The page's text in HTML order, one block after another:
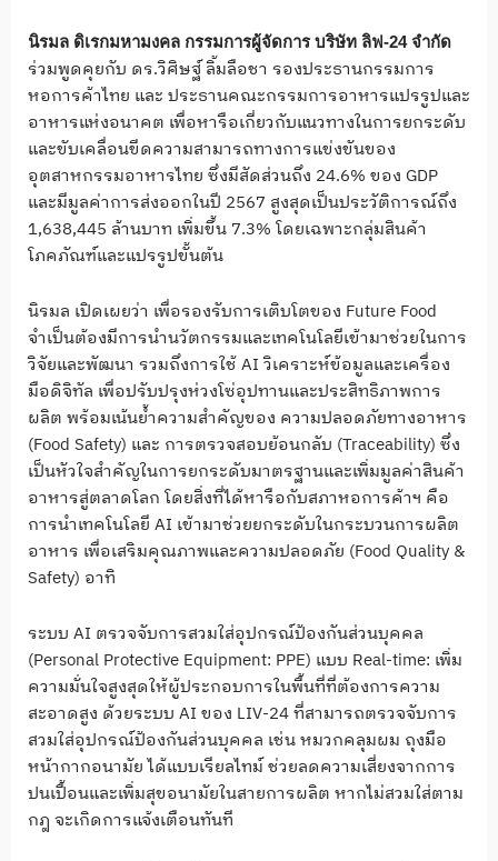
นิรมล ดิเรกมหามงคล กรรมการผู้จัดการ บริษัท ลิฟ-24 จำกัด
ร่วมพูดคุยกับ ดร.วิศิษฐ์ ลิ้มลือชา รองประธานกรรมการ
หอการค้าไทย และ ประธานคณะกรรมการอาหารแปรรูปและ
อาหารแห่งอนาคต เพื่อหารือเกี่ยวกับแนวทางในการยกระดับ
และขับเคลื่อนขีดความสามารถทางการแข่งขันของ
อุตสาหกรรมอาหารไทย ซึ่งมีสัดส่วนถึง 24.6% ของ GDP
และมีมูลค่าการส่งออกในปี 2567 สูงสุดเป็นประวัติการณ์ถึง
1,638,445 ล้านบาท เพิ่มขึ้น 7.3% โดยเฉพาะกลุ่มสินค้า
โภคภัณฑ์และแปรรูปขั้นต้น
นิรมล เปิดเผยว่า เพื่อรองรับการเติบโตของ Future Food
จำเป็นต้องมีการนำนวัตกรรมและเทคโนโลยีเข้ามาช่วยในการ
วิจัยและพัฒนา รวมถึงการใช้ AI วิเคราะห์ข้อมูลและเครื่อง
มือดิจิทัล เพื่อปรับปรุงห่วงโซ่อุปทานและประสิทธิภาพการ
ผลิต พร้อมเน้นย้ำความสำคัญของ ความปลอดภัยทางอาหาร
(Food Safety) และ การตรวจสอบย้อนกลับ (Traceability) ซึ่ง
เป็นหัวใจสำคัญในการยกระดับมาตรฐานและเพิ่มมูลค่าสินค้า
อาหารสู่ตลาดโลก โดยสิ่งที่ได้หารือกับสภาหอการค้าฯ คือ
การนำเทคโนโลยี AI เข้ามาช่วยยกระดับในกระบวนการผลิต
อาหาร เพื่อเสริมคุณภาพและความปลอดภัย (Food Quality &
Safety) อาทิ
ระบบ AI ตรวจจับการสวมใส่อุปกรณ์ป้องกันส่วนบุคคล
(Personal Protective Equipment: PPE) แบบ Real-time: เพิ่ม
ความมั่นใจสูงสุดให้ผู้ประกอบการในพื้นที่ที่ต้องการความ
สะอาดสูง ด้วยระบบ AI ของ LIV-24 ที่สามารถตรวจจับการ
สวมใส่อุปกรณ์ป้องกันส่วนบุคคล เช่น หมวกคลุมผม ถุงมือ
หน้ากากอนามัย ได้แบบเรียลไทม์ ช่วยลดความเสี่ยงจากการ
ปนเปื้อนและเพิ่มสุขอนามัยในสายการผลิต หากไม่สวมใส่ตาม
กฎ จะเกิดการแจ้งเตือนทันที